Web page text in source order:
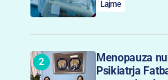
Lajme
Menopauza
Psikiatrja